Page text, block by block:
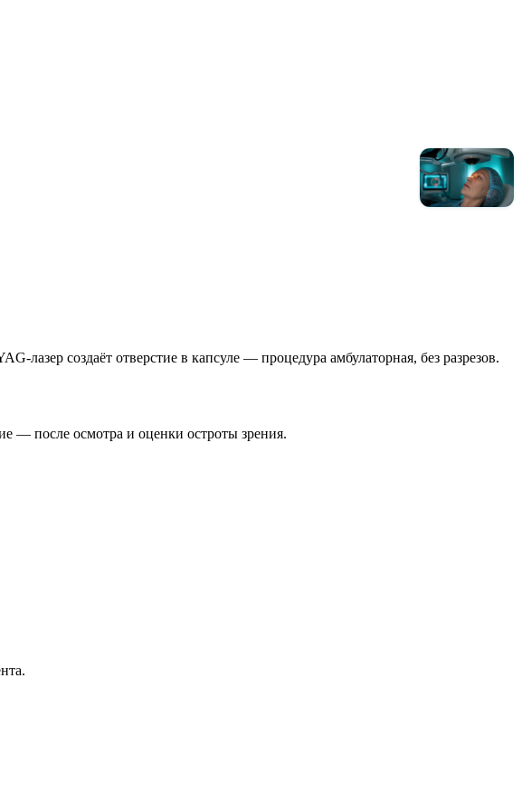
лазер создаёт отверстие в капсуле — процедура амбулаторная, без разрезов.
— после осмотра и оценки остроты зрения.